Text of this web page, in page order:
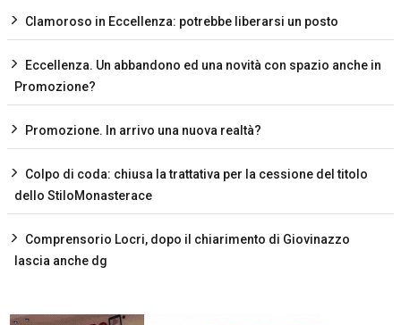
Clamoroso in Eccellenza: potrebbe liberarsi un posto
Eccellenza. Un abbandono ed una novità con spazio anche in
Promozione?
Promozione. In arrivo una nuova realtà?
Colpo di coda: chiusa la trattativa per la cessione del titolo
dello StiloMonasterace
Comprensorio Locri, dopo il chiarimento di Giovinazzo
lascia anche dg